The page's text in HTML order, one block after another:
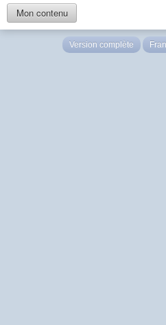
Mon contenu
Version complète